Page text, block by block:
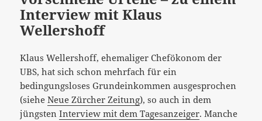
Interview mit Klaus
Wellershoff
Klaus Wellershoff, ehemaliger Chefökonom der
UBS, hat sich schon mehrfach für ein
bedingungsloses Grundeinkommen ausgesprochen
(sieheNeue Zürcher Zeitung), so auch in dem
jüngstenInterview mit dem Tagesanzeiger. Manche